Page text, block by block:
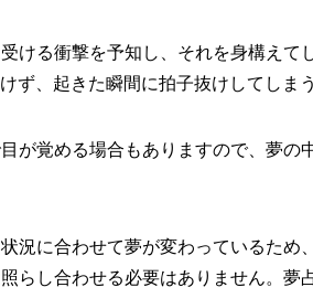
ける衝撃を予知し、それを身構えて
ず、起きた瞬間に拍子抜けしてしま
が覚める場合もありますので、夢の
況に合わせて夢が変わっているため
らし合わせる必要はありません。夢